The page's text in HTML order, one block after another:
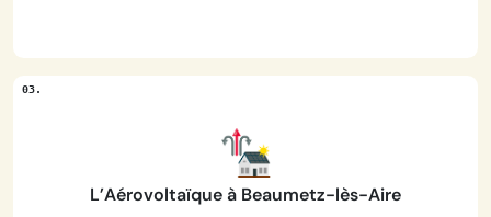
L’Aérovoltaïque à Beaumetz-lès-Aire